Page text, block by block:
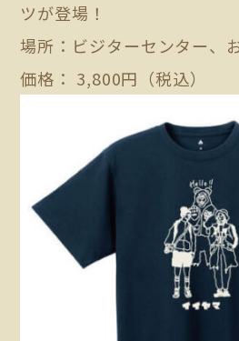
ツが登場！
場所：ビジターセンター、
価格： 3,800円（税込）